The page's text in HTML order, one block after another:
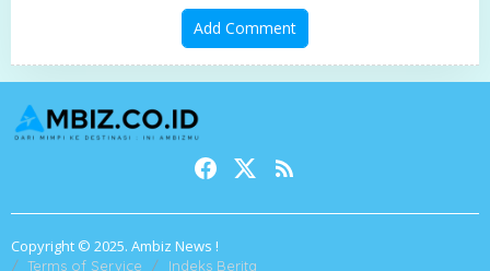
Add Comment
Copyright © 2025. Ambiz News !
Terms of Service Indeks Berita